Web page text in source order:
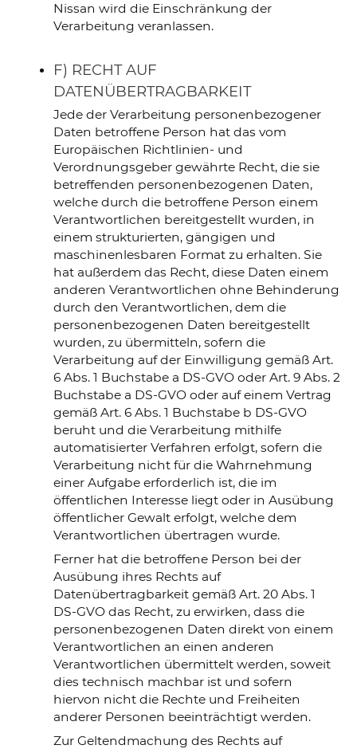
Nissan wird die Einschränkung der
Verarbeitung veranlassen.
F) RECHT AUF
DATENÜBERTRAGBARKEIT
Jede der Verarbeitung personenbezogener
Daten betroffene Person hat das vom
Europäischen Richtlinien- und
Verordnungsgeber gewährte Recht, die sie
betreffenden personenbezogenen Daten,
welche durch die betroffene Person einem
Verantwortlichen bereitgestellt wurden, in
einem strukturierten, gängigen und
maschinenlesbaren Format zu erhalten. Sie
hat außerdem das Recht, diese Daten einem
anderen Verantwortlichen ohne Behinderung
durch den Verantwortlichen, dem die
personenbezogenen Daten bereitgestellt
wurden, zu übermitteln, sofern die
Verarbeitung auf der Einwilligung gemäß Art.
6 Abs. 1 Buchstabe a DS-GVO oder Art. 9 Abs. 2
Buchstabe a DS-GVO oder auf einem Vertrag
gemäß Art. 6 Abs. 1 Buchstabe b DS-GVO
beruht und die Verarbeitung mithilfe
automatisierter Verfahren erfolgt, sofern die
Verarbeitung nicht für die Wahrnehmung
einer Aufgabe erforderlich ist, die im
öffentlichen Interesse liegt oder in Ausübung
öffentlicher Gewalt erfolgt, welche dem
Verantwortlichen übertragen wurde.
Ferner hat die betroffene Person bei der
Ausübung ihres Rechts auf
Datenübertragbarkeit gemäß Art. 20 Abs. 1
DS-GVO das Recht, zu erwirken, dass die
personenbezogenen Daten direkt von einem
Verantwortlichen an einen anderen
Verantwortlichen übermittelt werden, soweit
dies technisch machbar ist und sofern
hiervon nicht die Rechte und Freiheiten
anderer Personen beeinträchtigt werden.
Zur Geltendmachung des Rechts auf